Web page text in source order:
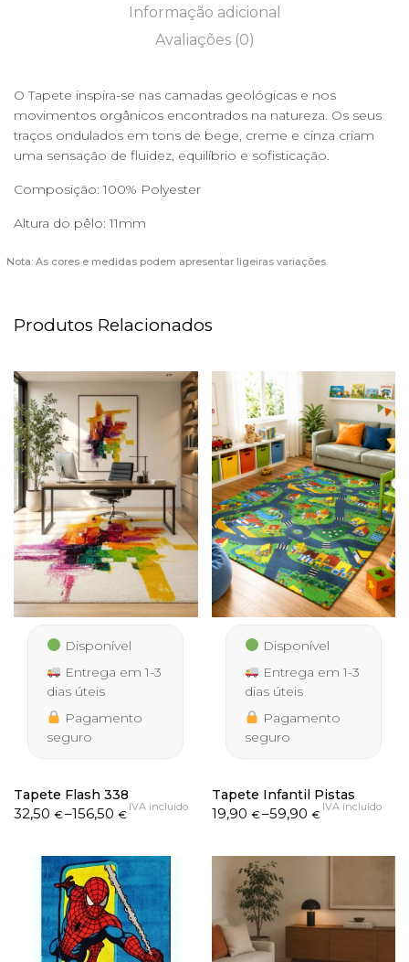
Informação adicional
Avaliações (0)
O Tapete inspira-se nas camadas geológicas e nos
movimentos orgânicos encontrados na natureza. Os seus
traços ondulados em tons de bege, creme e cinza criam
uma sensação de fluidez, equilíbrio e sofisticação.
Composição: 100% Polyester
Altura do pêlo: 11mm
Nota: As cores e medidas podem apresentar ligeiras variações.
Produtos Relacionados
Disponível
Entrega em 1-3
dias úteis
Pagamento
seguro
Tapete Flash 338
32,50 €–156,50€
Price
through
156,50 €
IVA incluído
Disponível
Entrega em 1-3
dias úteis
Pagamento
seguro
Tapete Infantil Pistas
19,90 €–59,90 €
Price
through
59,90 €
IVA incluído